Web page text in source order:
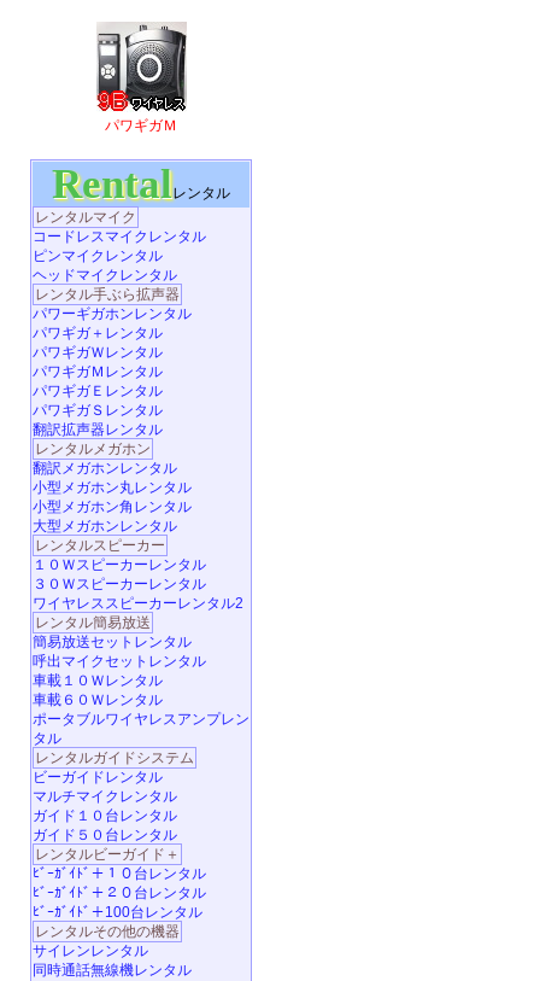
パワギガＭ
Rentalレンタル
レンタルマイク
コードレスマイクレンタル
ピンマイクレンタル
ヘッドマイクレンタル
レンタル手ぶら拡声器
パワーギガホンレンタル
パワギガ＋レンタル
パワギガＷレンタル
パワギガＭレンタル
パワギガＥレンタル
パワギガＳレンタル
翻訳拡声器レンタル
レンタルメガホン
翻訳メガホンレンタル
小型メガホン丸レンタル
小型メガホン角レンタル
大型メガホンレンタル
レンタルスピーカー
１０Ｗスピーカーレンタル
３０Ｗスピーカーレンタル
ワイヤレススピーカーレンタル2
レンタル簡易放送
簡易放送セットレンタル
呼出マイクセットレンタル
車載１０Ｗレンタル
車載６０Ｗレンタル
ポータブルワイヤレスアンプレン
タル
レンタルガイドシステム
ビーガイドレンタル
マルチマイクレンタル
ガイド１０台レンタル
ガイド５０台レンタル
レンタルビーガイド＋
ﾋﾞｰｶﾞｲﾄﾞ＋１０台レンタル
ﾋﾞｰｶﾞｲﾄﾞ＋２０台レンタル
ﾋﾞｰｶﾞｲﾄﾞ＋100台レンタル
レンタルその他の機器
サイレンレンタル
同時通話無線機レンタル